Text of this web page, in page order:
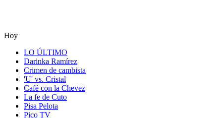
Hoy
LO ÚLTIMO
Darinka Ramírez
Crimen de cambista
'U' vs. Cristal
Café con la Chevez
La fe de Cuto
Pisa Pelota
Pico TV